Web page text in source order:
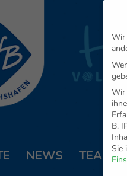
NEWS TEAM
Wir
Wir
B.
Sie